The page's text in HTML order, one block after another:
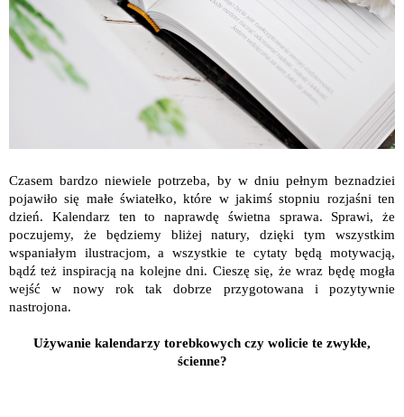
Czasem bardzo niewiele potrzeba, by w dniu pełnym beznadziei
pojawiło się małe światełko, które w jakimś stopniu rozjaśni ten
dzień. Kalendarz ten to naprawdę świetna sprawa. Sprawi, że
poczujemy, że będziemy bliżej natury, dzięki tym wszystkim
wspaniałym ilustracjom, a wszystkie te cytaty będą motywacją,
bądź też inspiracją na kolejne dni. Cieszę się, że wraz będę mogła
wejść w nowy rok tak dobrze przygotowana i pozytywnie
nastrojona.
Używanie kalendarzy torebkowych czy wolicie te zwykłe,
ścienne?